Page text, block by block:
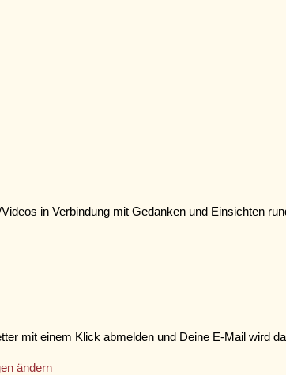
in Verbindung mit Gedanken und Einsichten
mit einem Klick abmelden und Deine E-Mail wird
ändern